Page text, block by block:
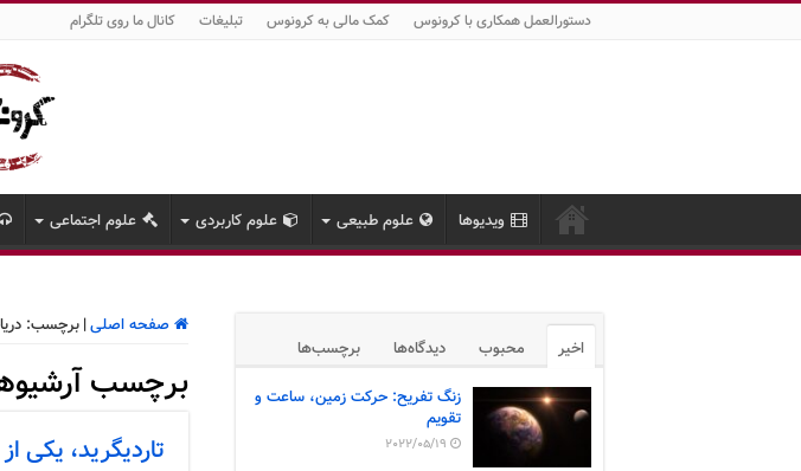
دستورالعمل همکاری با کرونوس کمک مالی به کرونوس تبلیغات کانال ما روی تلگرام
ویدیوها علوم طبیعی علوم کاربردی علوم اجتماعی
صفحه اصلی| برچسب:
برچسب
تاردیگرید،
اخیر محبوب دیدگاه‌ها برچسب‌ها
زنگ تفریح: حرکت زمین، ساعت و
تقویم
2022/05/19